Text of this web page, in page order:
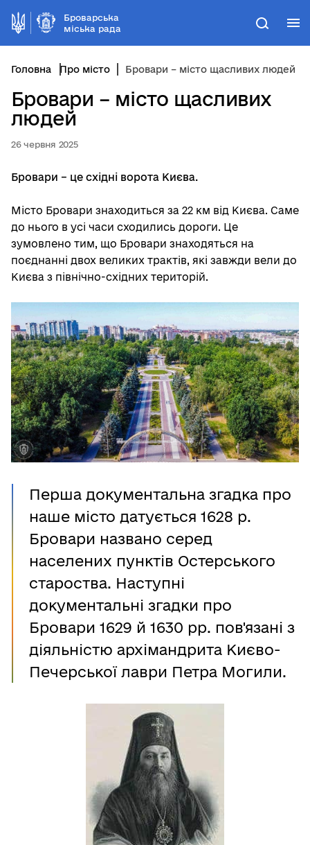
Броварська
міська рада
Пошук
Головна Про місто Бровари – місто щасливих людей
Бровари – місто щасливих
людей
26 червня 2025
Бровари – це східні ворота Києва.
Місто Бровари знаходиться за 22 км від Києва. Саме
до нього в усі часи сходились дороги. Це
зумовлено тим, що Бровари знаходяться на
поєднанні двох великих трактів, які завжди вели до
Києва з північно-східних територій.
Перша документальна згадка про
наше місто датується 1628 р.
Бровари названо серед
населених пунктів Остерського
староства. Наступні
документальні згадки про
Бровари 1629 й 1630 рр. пов'язані з
діяльністю архімандрита Києво-
Печерської лаври Петра Могили.